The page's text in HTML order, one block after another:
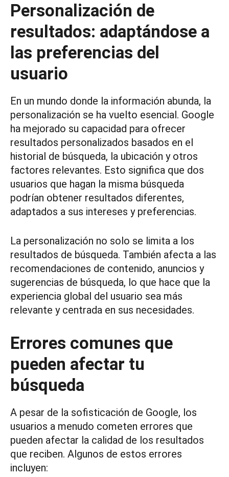
Personalización de
resultados: adaptándose a
las preferencias del
usuario
En un mundo donde la información abunda, la
personalización se ha vuelto esencial. Google
ha mejorado su capacidad para ofrecer
resultados personalizados basados en el
historial de búsqueda, la ubicación y otros
factores relevantes. Esto significa que dos
usuarios que hagan la misma búsqueda
podrían obtener resultados diferentes,
adaptados a sus intereses y preferencias.
La personalización no solo se limita a los
resultados de búsqueda. También afecta a las
recomendaciones de contenido, anuncios y
sugerencias de búsqueda, lo que hace que la
experiencia global del usuario sea más
relevante y centrada en sus necesidades.
Errores comunes que
pueden afectar tu
búsqueda
A pesar de la sofisticación de Google, los
usuarios a menudo cometen errores que
pueden afectar la calidad de los resultados
que reciben. Algunos de estos errores
incluyen: